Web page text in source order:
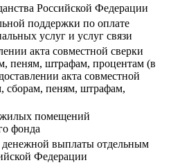
Российской Федерации
поддержки по оплате
услуг и услуг связи
акта совместной сверки
пеням, штрафам, процентам (в
акта совместной
сборам, пеням, штрафам,
жилых помещений
фонда
денежной выплаты отдельным
Федерации